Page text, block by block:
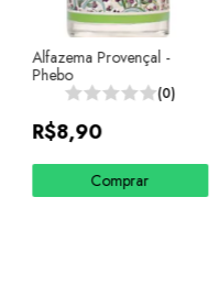
Alfazema Provençal -
Phebo
(0)
R$8,90
Comprar